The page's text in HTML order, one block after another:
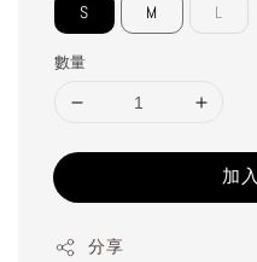
S M L
數量
加
分享